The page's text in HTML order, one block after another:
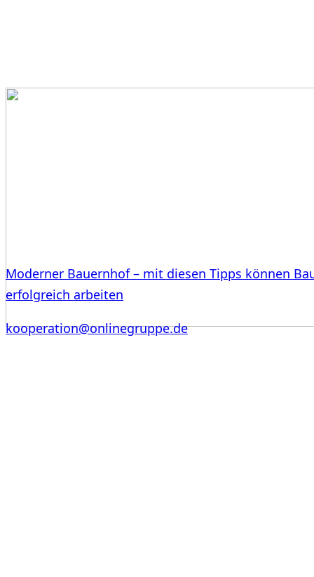
Moderner Bauernhof – mit diesen Tipps können
erfolgreich arbeiten
kooperation@onlinegruppe.de